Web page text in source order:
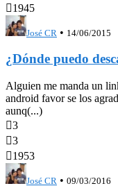
1945
José CR • 14/06/2015
¿Dónde puedo
Alguien me manda un
android favor se los
aunq(...)
3
3
1953
José CR • 09/03/2016